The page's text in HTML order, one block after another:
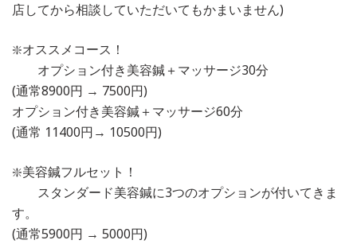
店してから相談していただいてもかまいません)
❇️オススメコース！
オプション付き美容鍼＋マッサージ30分
(通常8900円 → 7500円)
オプション付き美容鍼＋マッサージ60分
(通常 11400円→ 10500円)
❇️美容鍼フルセット！
スタンダード美容鍼に3つのオプションが付いてきま
す。
(通常5900円 → 5000円)